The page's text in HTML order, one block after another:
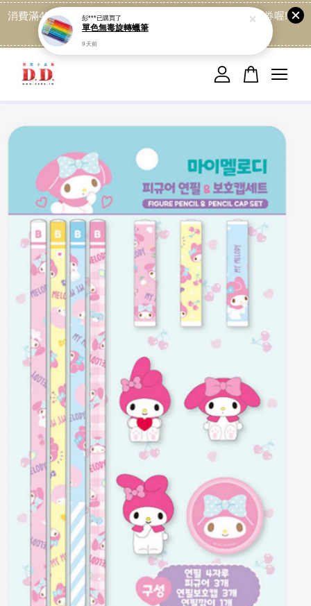
消費滿499免運喔, 記得加LINE:@dede168 領取專屬折扣券喔!
點我
您的購物車目前還是空的。